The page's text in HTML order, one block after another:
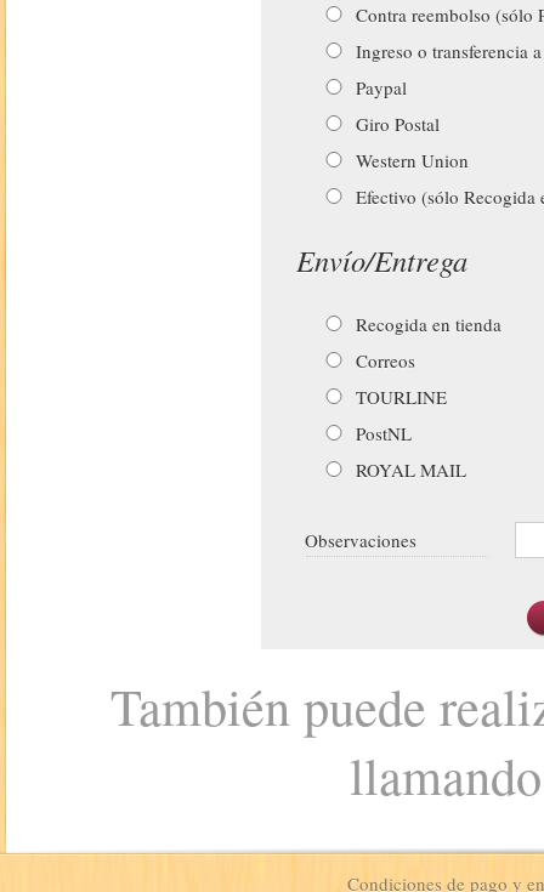
Contra reembolso (sólo
Ingreso o transferencia
Paypal
Giro Postal
Western Union
Efectivo (sólo Recogida
Envío/Entrega
Recogida en tienda
Correos
TOURLINE
PostNL
ROYAL MAIL
Observaciones
También puede
Condiciones de pago y